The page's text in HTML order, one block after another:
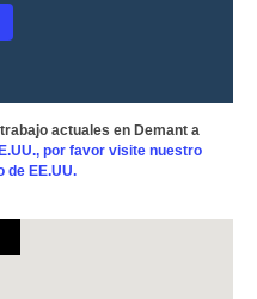
actuales en Demant a
por favor visite nuestro
de EE.UU.